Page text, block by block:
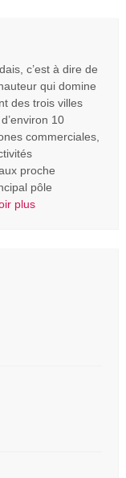
c’est à dire de
qui domine
des trois villes
10
commerciales,
proche
pôle
plus